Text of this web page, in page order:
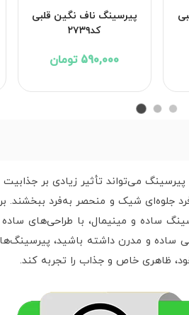
پیرسینگ ناف نگین قلبی
کد۲۷۳۹
590,000 تومان
می‌تواند تأثیر زیادی بر
جلوه‌ای شیک و منحصر به‌فرد ببخشند.
ساده و مینیمال، با طراحی‌های
و مدرن داشته باشید، پیرسینگ‌ها
ظاهری خاص و جذاب را تجربه کند.